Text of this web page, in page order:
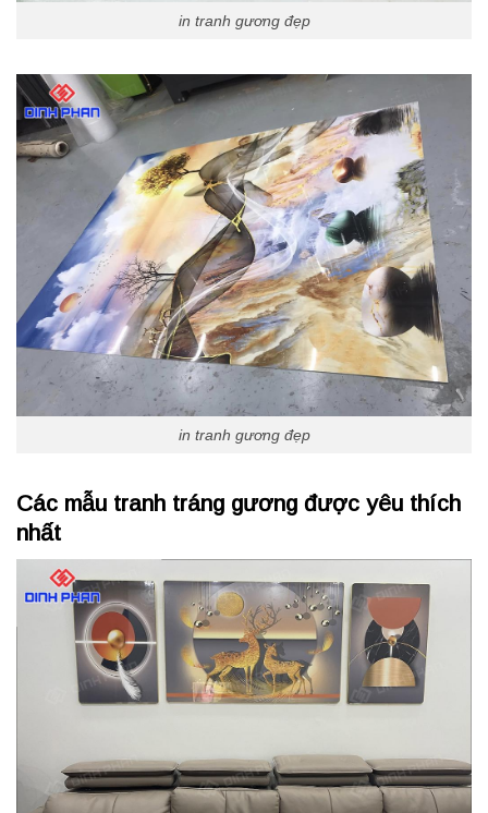
in tranh gương đẹp
in tranh gương đẹp
Các mẫu tranh tráng gương được yêu thích
nhất